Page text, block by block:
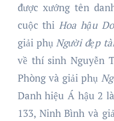
được xướng tên
cuộc thiHoa hậu
giải phụNgười đẹp
về thí sinh Nguyễn
Phòng và giải phụ
Danh hiệu Á hậu 2
133, Ninh Bình và